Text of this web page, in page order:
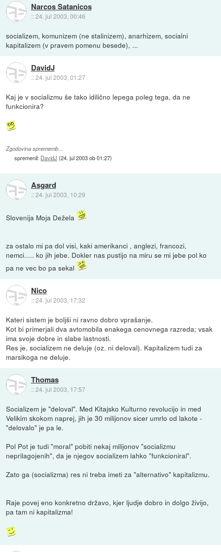
Narcos Satanicos
::24. jul 2003, 00:46
socializem, komunizem (ne stalinizem), anarhizem, socialni
kapitalizem (v pravem pomenu besede), ...
DavidJ
::24. jul 2003, 01:27
Kaj je v socializmu še tako idilično lepega poleg tega, da ne
funkcionira?
Zgodovina sprememb…
spremenil: DavidJ (24. jul 2003 ob 01:27)
Asgard
::24. jul 2003, 10:29
Slovenija Moja Dežela
za ostalo mi pa dol visi, kaki amerikanci , anglezi, francozi,
nemci..... ko jih jebe. Dokler nas pustijo na miru se mi jebe pol ko
pa ne vec bo pa sekal
Nico
::24. jul 2003, 17:32
Kateri sistem je boljši ni ravno dobro vprašanje.
Kot bi primerjali dva avtomobila enakega cenovnega razreda; vsak
ima svoje dobre in slabe lastnosti.
Res je, socializem ne deluje (oz. ni deloval). Kapitalizem tudi za
marsikoga ne deluje.
Thomas
::24. jul 2003, 17:57
Socializem je "deloval". Med Kitajsko Kulturno revolucijo in med
Velikim skokom naprej, jih je 30 milijonov sicer umrlo od lakote -
"delovalo" je pa le.
Pol Pot je tudi "moral" pobiti nekaj milijonov "socializmu
neprilagojenih", da je njegov socializem lahko "funkcioniral".
Zato ga (socializma) res ni treba imeti za "alternativo" kapitalizmu.
Raje povej eno konkretno državo, kjer ljudje dobro in dolgo živijo,
pa tam ni kapitalizma!